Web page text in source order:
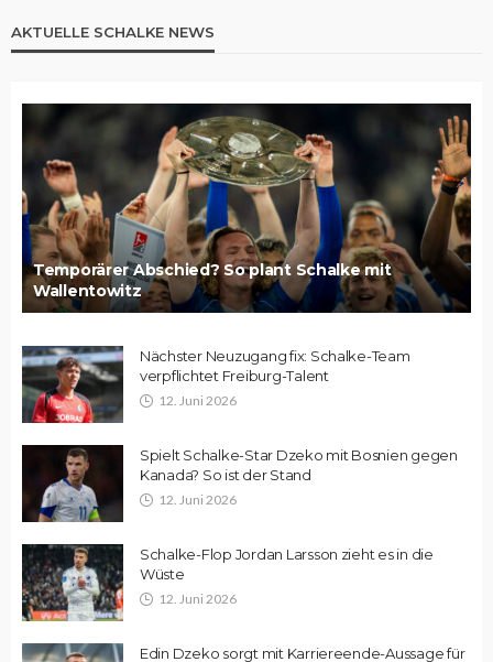
AKTUELLE SCHALKE NEWS
Temporärer Abschied? So plant Schalke mit
Wallentowitz
Nächster Neuzugang fix: Schalke-Team
verpflichtet Freiburg-Talent
12. Juni 2026
Spielt Schalke-Star Dzeko mit Bosnien gegen
Kanada? So ist der Stand
12. Juni 2026
Schalke-Flop Jordan Larsson zieht es in die
Wüste
12. Juni 2026
Edin Dzeko sorgt mit Karriereende-Aussage für